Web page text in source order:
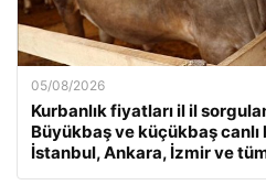
05/08/2026
Kurbanlık fiyatları il il
Büyükbaş ve küçükbaş canlı
İstanbul, Ankara, İzmir ve